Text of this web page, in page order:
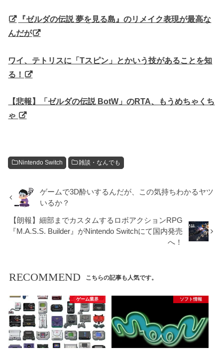
『ゼルダの伝説 夢を見る島』のリメイク表現が最高な
んだが
ワイ、テトリスに「Tスピン」とかいう技があることを知
る！
【悲報】「ゼルダの伝説 BotW」のRTA、もうめちゃくち
ゃ
Nintendo Switch 雑談・なんでも
ゲームで3D酔いするんだが、この気持ちわかるヤツ
いるか？
【朗報】細部までカスタムするロボアクションRPG
『M.A.S.S. Builder』がNintendo Switchにて国内発売
へ！
RECOMMEND こちらの記事も人気です。
ゲーム業界 ソフト情報